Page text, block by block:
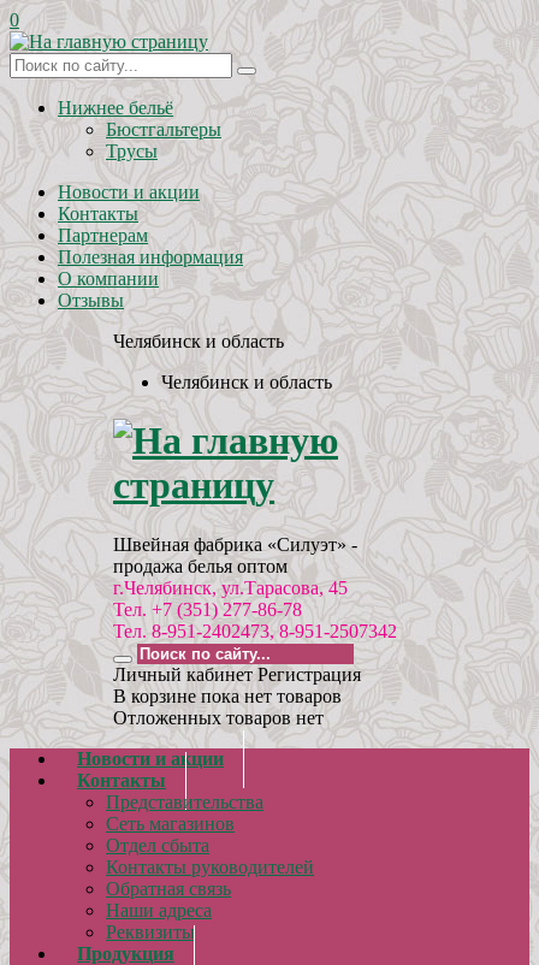
0
Нижнее бельё
Бюстгальтеры
Трусы
Новости и акции
Контакты
Партнерам
Полезная информация
О компании
Отзывы
Челябинск и область
Челябинск и область
Швейная фабрика «Силуэт» -
продажа белья оптом
г.Челябинск, ул.Тарасова, 45
Тел. +7 (351) 277-86-78
Тел. 8-951-2402473, 8-951-2507342
Личный кабинет Регистрация
В корзине пока нет товаров
Отложенных товаров нет
Новости и акции
Контакты
Представительства
Сеть магазинов
Отдел сбыта
Контакты руководителей
Обратная связь
Наши адреса
Реквизиты
Продукция